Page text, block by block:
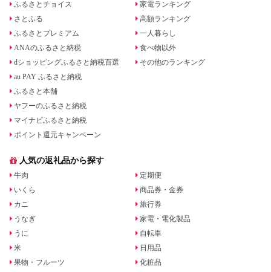
ふるさとチョイス
さとふる
ふるさとプレミアム
ANAのふるさと納税
dショッピングふるさと納税百選
au PAY ふるさと納税
ふるさと本舗
ヤフーのふるさと納税
マイナビふるさと納税
ポイント還元キャンペーン
家電ランキング
高額ランキング
一人暮らし
食べ物以外
その他のランキング
人気の返礼品から探す
牛肉
いくら
カニ
うなぎ
うに
米
果物・フルーツ
定期便
商品券・金券
旅行券
家電・電化製品
自転車
日用品
化粧品